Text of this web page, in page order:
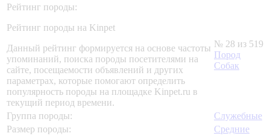
Рейтинг породы:
Рейтинг породы на Kinpet
Данный рейтинг формируется на основе частоты
упоминаний, поиска породы посетителями на
сайте, посещаемости объявлений и других
параметрах, которые помогают определить
популярность породы на площадке Kinpet.ru в
текущий период времени.
№ 28 из 519
Пород
Собак
Группа породы:
Служебные
Размер породы:
Средние